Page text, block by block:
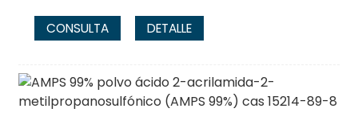
CONSULTA DETALLE